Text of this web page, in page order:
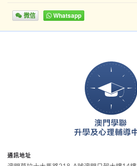
微信 Whatsapp
通訊地址